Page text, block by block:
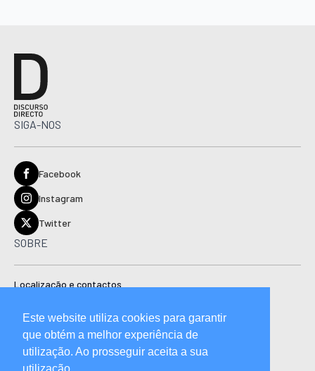
SIGA-NOS
Facebook
Instagram
Twitter
SOBRE
Localização e contactos
Ficha técnica
Manual de boas práticas editoriais e código de conduta
Este website utiliza cookies para garantir
que obtém a melhor experiência de
utilização. Ao prosseguir aceita a sua
utilização.